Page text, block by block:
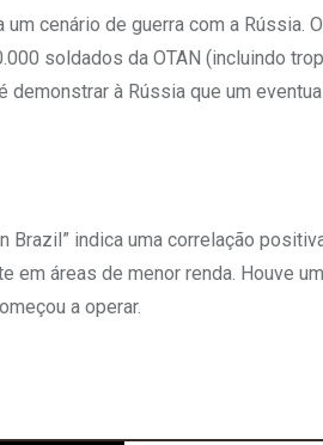
cenário de guerra com a Rússia.
soldados da OTAN (incluindo
à Rússia que um
Brazil” indica uma correlação
áreas de menor renda. Houve
a operar.